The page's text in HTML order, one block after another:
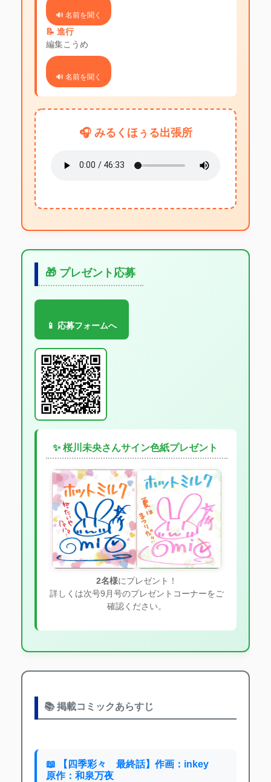
🔊 名前を聞く
📝 進行
編集こうめ
🔊 名前を聞く
🎧 みるくほぅる出張所
🎁 プレゼント応募
📱 応募フォームへ
✨ 桜川未央さんサイン色紙プレゼント
2名様にプレゼント！
詳しくは次号9月号のプレゼントコーナーをご
確認ください。
📚 掲載コミックあらすじ
📖 【四季彩々 最終話】作画：inkey
原作：和泉万夜